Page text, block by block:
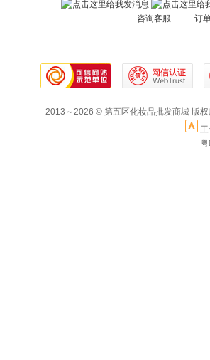
咨询客服 订
2013～2026 © 第五区化妆品批发商城 版
粤